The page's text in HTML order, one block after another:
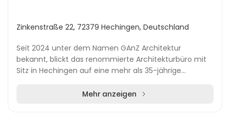
Zinkenstraße 22, 72379 Hechingen, Deutschland
Seit 2024 unter dem Namen GAnZ Architektur
bekannt, blickt das renommierte Architekturbüro mit
Sitz in Hechingen auf eine mehr als 35-jährige
Mehr anzeigen